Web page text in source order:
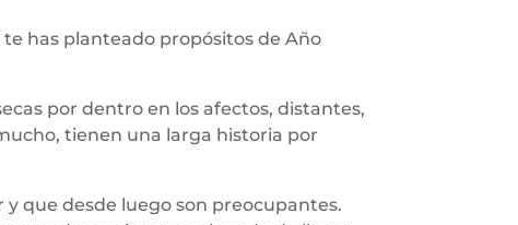
has planteado propósitos de Año
por dentro en los afectos, distantes,
tienen una larga historia por
que desde luego son preocupantes.